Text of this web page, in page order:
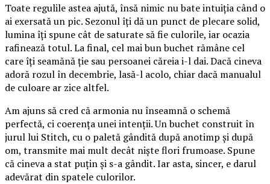
Toate regulile astea ajută, însă nimic nu bate intuiția când o
ai exersată un pic. Sezonul îți dă un punct de plecare solid,
lumina îți spune cât de saturate să fie culorile, iar ocazia
rafinează totul. La final, cel mai bun buchet rămâne cel
care îți seamănă ție sau persoanei căreia i-l dai. Dacă cineva
adoră rozul în decembrie, lasă-l acolo, chiar dacă manualul
de culoare ar zice altfel.
Am ajuns să cred că armonia nu înseamnă o schemă
perfectă, ci coerența unei intenții. Un buchet construit în
jurul lui Stitch, cu o paletă gândită după anotimp și după
om, transmite mai mult decât niște flori frumoase. Spune
că cineva a stat puțin și s-a gândit. Iar asta, sincer, e darul
adevărat din spatele culorilor.